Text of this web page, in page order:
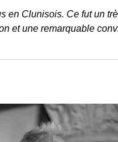
en Clunisois. Ce fut un
et une remarquable